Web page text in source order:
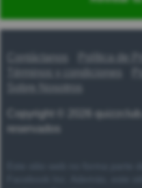
Contáctanos
Política de
Términos y condiciones
Copyright © 2026
reservados